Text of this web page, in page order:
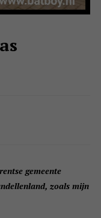
gemeente
zoals mijn